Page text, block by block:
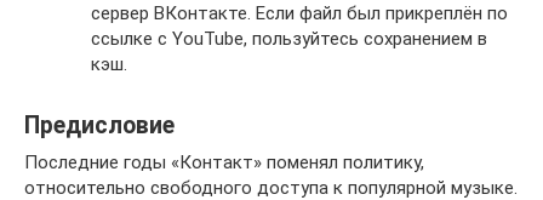
сервер ВКонтакте. Если файл был прикреплён по
ссылке с YouTube, пользуйтесь сохранением в
кэш.
Предисловие
Последние годы «Контакт» поменял политику,
относительно свободного доступа к популярной музыке.